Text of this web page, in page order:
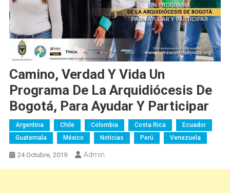
Camino, Verdad Y Vida Un
Programa De La Arquidiócesis De
Bogotá, Para Ayudar Y Participar
Argentina Chile Colombia Costa Rica
Ecuador
Guatemala
México Noticias Perú Venezuela
24 Octubre, 2019 Admin